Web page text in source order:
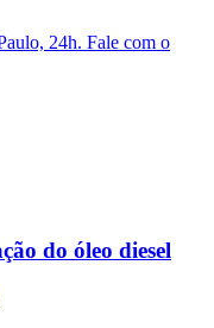
24h. Fale com o
do óleo diesel